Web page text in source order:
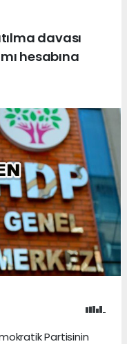
davası
hesabına
Partisinin